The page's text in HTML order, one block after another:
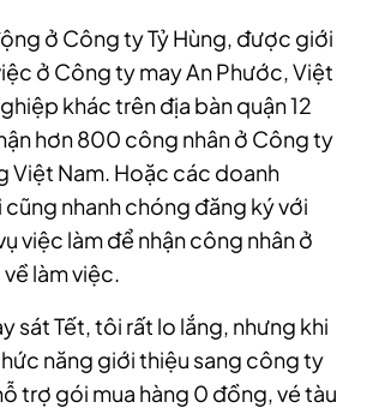
ở Công ty Tỷ Hùng, được giới
ở Công ty may An Phước, Việt
khác trên địa bàn quận 12
hơn 800 công nhân ở Công ty
Việt Nam. Hoặc các doanh
cũng nhanh chóng đăng ký với
việc làm để nhận công nhân ở
làm việc.
sát Tết, tôi rất lo lắng, nhưng khi
năng giới thiệu sang công ty
trợ gói mua hàng 0 đồng, vé tàu